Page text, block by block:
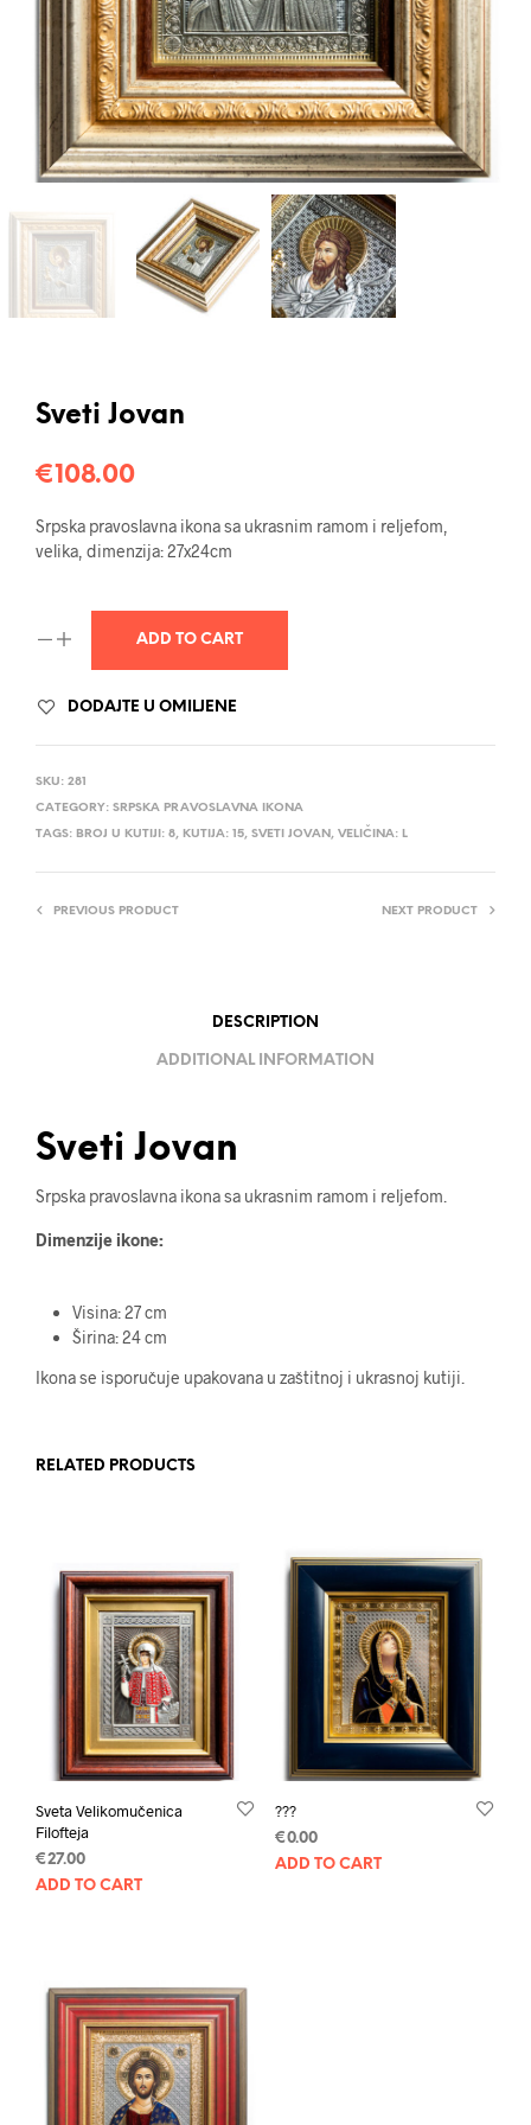
Sveti Jovan
€108.00
Srpska pravoslavna ikona sa ukrasnim ramom i reljefom,
velika, dimenzija: 27x24cm
ADD TO CART
DODAJTE U OMILJENE
SKU: 281
CATEGORY: SRPSKA PRAVOSLAVNA IKONA
TAGS: BROJ U KUTIJI: 8, KUTIJA: 15, SVETI JOVAN, VELIČINA: L
PREVIOUS PRODUCT NEXT PRODUCT
DESCRIPTION
ADDITIONAL INFORMATION
Sveti Jovan
Srpska pravoslavna ikona sa ukrasnim ramom i reljefom.
Dimenzije ikone:
Visina: 27 cm
Širina: 24 cm
Ikona se isporučuje upakovana u zaštitnoj i ukrasnoj kutiji.
RELATED PRODUCTS
Sveta Velikomučenica
Filofteja
€27.00
ADD TO CART
???
€0.00
ADD TO CART